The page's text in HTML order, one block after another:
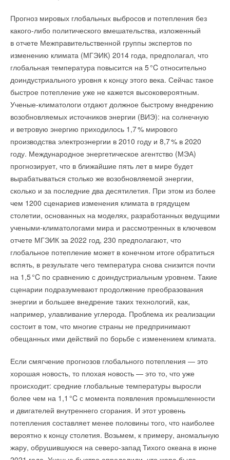
Прогноз мировых глобальных выбросов и потепления без
какого-либо политического вмешательства, изложенный
в отчете Межправительственной группы экспертов по
изменению климата (МГЭИК) 2014 года, предполагал, что
глобальная температура повысится на 5°C относительно
доиндустриального уровня к концу этого века. Сейчас такое
быстрое потепление уже не кажется высоковероятным.
Ученые-климатологи отдают должное быстрому внедрению
возобновляемых источников энергии (ВИЭ): на солнечную
и ветровую энергию приходилось 1,7% мирового
производства электроэнергии в 2010 году и 8,7% в 2020
году. Международное энергетическое агентство (МЭА)
прогнозирует, что в ближайшие пять лет в мире будет
вырабатываться столько же возобновляемой энергии,
сколько и за последние два десятилетия. При этом из более
чем 1200 сценариев изменения климата в грядущем
столетии, основанных на моделях, разработанных ведущими
учеными-климатологами мира и рассмотренных в ключевом
отчете МГЭИК за 2022 год, 230 предполагают, что
глобальное потепление может в конечном итоге обратиться
вспять, в результате чего температура снова снизится почти
на 1,5°C по сравнению с доиндустриальным уровнем. Такие
сценарии подразумевают продолжение преобразования
энергии и большее внедрение таких технологий, как,
например, улавливание углерода. Проблема их реализации
состоит в том, что многие страны не предпринимают
обещанных ими действий по борьбе с изменением климата.
Если смягчение прогнозов глобального потепления — это
хорошая новость, то плохая новость — это то, что уже
происходит: средние глобальные температуры выросли
более чем на 1,1°C с момента появления промышленности
и двигателей внутреннего сгорания. И этот уровень
потепления составляет менее половины того, что наиболее
вероятно к концу столетия. Возьмем, к примеру, аномальную
жару, обрушившуюся на северо-запад Тихого океана в июне
«Атомарный кислород, являясь сильнейшим окислителем,
более чем в 300 раз эффективнее хлорной извести,
которая повсеместно используется для дезинфекции
воды. Одно из главных преимуществ нового
оборудования — автоматическая регулировка
производительности станции при изменении потока
и уровня загрязнения очищаемой воды. Это значительно
сокращает энергопотребление, что решает проблему
классических установок с большой энергоемкостью
и соответственно высокой себестоимостью очистки
воды», — уточняется в релизе.
Отмечается, что возможность многократного использования
сорбентов и фильтров также упрощает и удешевляет
обслуживание, одновременно решая проблему «
утилизацией сорбированной массы и осадка
Технология, разработанная новокузнецким предприятием
«Изот», успешно прошла экспертизу в «Сколково», компания
получила статус резидента и вошла в кластер «Энерготех»,
что позволяет для дальнейшего развития пользоваться
всеми возможностями инновационного центра —
налоговыми и таможенными льготами, грантовыми
и менторскими программами, а также другими мерами
→
солнечные панели в МКД
→
ВИЭ обойдут уголь по выработке электроэнергии в
текущем году
Уведомления отключены
Комментарии
В этой теме еще нет комментариев
Добавить комментарий
Ваше имя *
Текст комментария
лучи и преобразуют их энергию в электрический ток.
Электричество взаимодействует с молекулами воды
и заставляет их расщепляться на кислород и водород.
Используя этот материал, ученые разработали прототип
солнечного генератора водорода, который представляет
собой емкость с газодиффузионным электродом
и мембраной. Она избирательно пропускает через себя
только водородное топливо. Последующие тесты показали,
что устройство успешно поглощало водяной пар
и расщепляло его, используя около 40% энергии
поглощенного устройством света, для разложения воды. По
словам физиков, данная установка полностью прозрачна
и способна работать очень долго без вмешательства
человека. А для ее функционирования, как отмечают
ученые, необходим только солнечный свет и свежий воздух.
Дальнейшие опыты, как надеются ученые, позволят им
дополнительно повысить КПД устройства, что необходимо
для создания коммерчески рентабельных систем для
производства водородного топлива. Их разработка приблизит
человечество к созданию полноценной возобновляемой
энергетики на базе водорода, подытожили Каретти и ее
коллеги.
ИСТОЧНИК: ТАСС
→
Учёные ЮУрГУ создали каскадную установку,
НОВОСТИ СОК 6 АВГУСТА 2026
→
Для Арктики создали технологию защиты
НОВОСТИ СОК 6 АВГУСТА 2026
→
Гибридный тепловой насос PV/T с одним общим
НОВОСТИ СОК 5 АВГУСТА 2026
→
CDU производства LG прошёл валидацию NVIDIA для
ИИ-дата-центров
Уведомления отключены
Комментарии
В этой теме еще нет комментариев
Добавить комментарий
Ваше имя *
Ваш E-mail *
Текст комментария